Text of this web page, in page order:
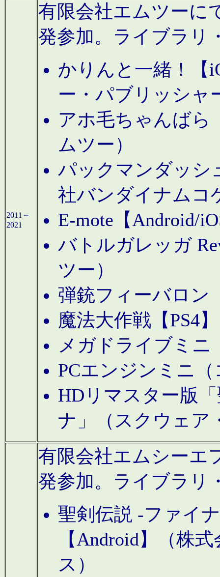
2011～
2021
有限会社エムツーに
発参加。ライブラリ
かりんと一緒！【
ー・パブリッシャ
アホ毛ちゃんばら
ムツー）
パックマンダッシ
社バンダイナムコ
E-mote【Android/
バトルガレッガ
ツー）
弾銃フィーバロン
魔法大作戦【PS4
メガドライブミニ
PCエンジンミニ
HDリマスター版
ナ」（スクウェア
有限会社エムシーエ
発参加。ライブラリ
聖剣伝説 -ファイ
【Android】（株
ス）